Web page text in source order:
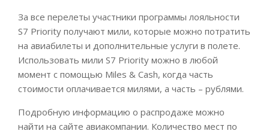
За все перелеты участники программы лояльности
S7 Priority получают мили, которые можно потратить
на авиабилеты и дополнительные услуги в полете.
Использовать мили S7 Priority можно в любой
момент с помощью Miles & Cash, когда часть
стоимости оплачивается милями, а часть – рублями.
Подробную информацию о распродаже можно
найти на сайте авиакомпании. Количество мест по